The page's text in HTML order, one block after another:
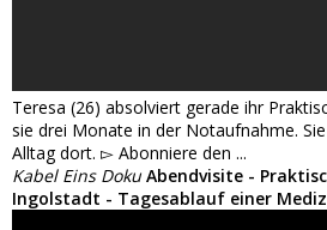
Teresa (26) absolviert gerade ihr
sie drei Monate in der Notaufnahme.
Alltag dort. ▻ Abonniere den ...
Kabel Eins Doku Abendvisite -
Ingolstadt - Tagesablauf einer